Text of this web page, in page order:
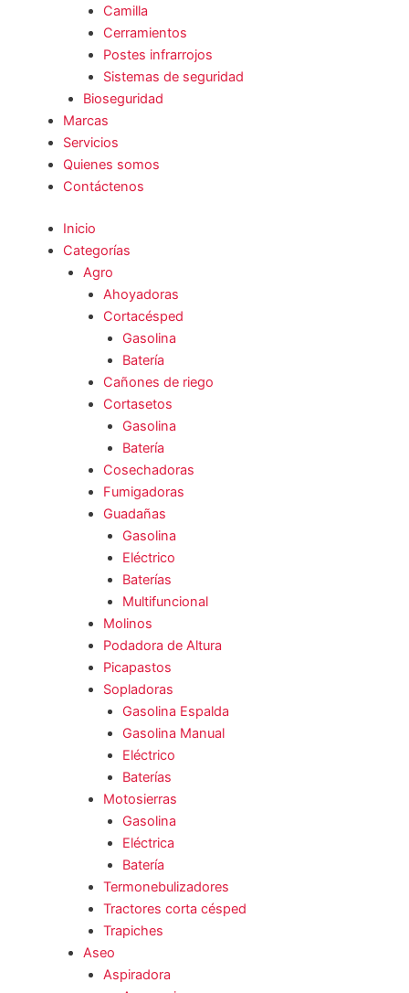
Camilla
Cerramientos
Postes infrarrojos
Sistemas de seguridad
Bioseguridad
Marcas
Servicios
Quienes somos
Contáctenos
Inicio
Categorías
Agro
Ahoyadoras
Cortacésped
Gasolina
Batería
Cañones de riego
Cortasetos
Gasolina
Batería
Cosechadoras
Fumigadoras
Guadañas
Gasolina
Eléctrico
Baterías
Multifuncional
Molinos
Podadora de Altura
Picapastos
Sopladoras
Gasolina Espalda
Gasolina Manual
Eléctrico
Baterías
Motosierras
Gasolina
Eléctrica
Batería
Termonebulizadores
Tractores corta césped
Trapiches
Aseo
Aspiradora